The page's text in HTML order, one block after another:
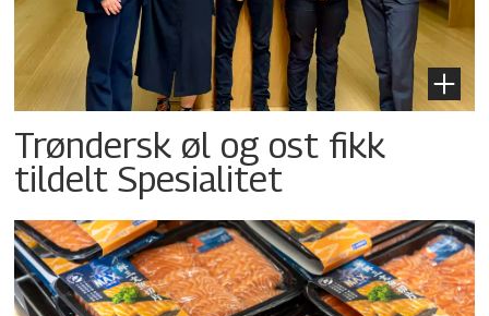
Trøndersk øl og ost fikk
tildelt Spesialitet